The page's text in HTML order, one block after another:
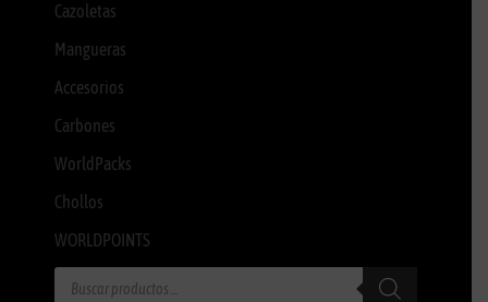
Cazoletas
Mangueras
Accesorios
Carbones
WorldPacks
Chollos
WORLDPOINTS